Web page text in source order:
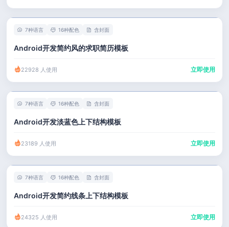
7种语言 16种配色 含封面
Android开发简约风的求职简历模板
22928 人使用 立即使用
7种语言 16种配色 含封面
Android开发淡蓝色上下结构模板
23189 人使用 立即使用
7种语言 16种配色 含封面
Android开发简约线条上下结构模板
24325 人使用 立即使用